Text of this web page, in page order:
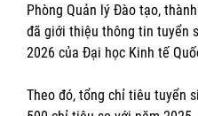
Phòng Quản lý Đào tạo,
đã giới thiệu thông tin tuyển
2026 của Đại học Kinh tế
Theo đó, tổng chỉ tiêu tuyển